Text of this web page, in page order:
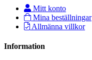
Mitt konto
Mina beställningar
Allmänna villkor
Information